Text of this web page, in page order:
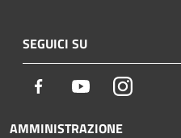
SEGUICI SU
Facebook YoutubeInstagram
AMMINISTRAZIONE